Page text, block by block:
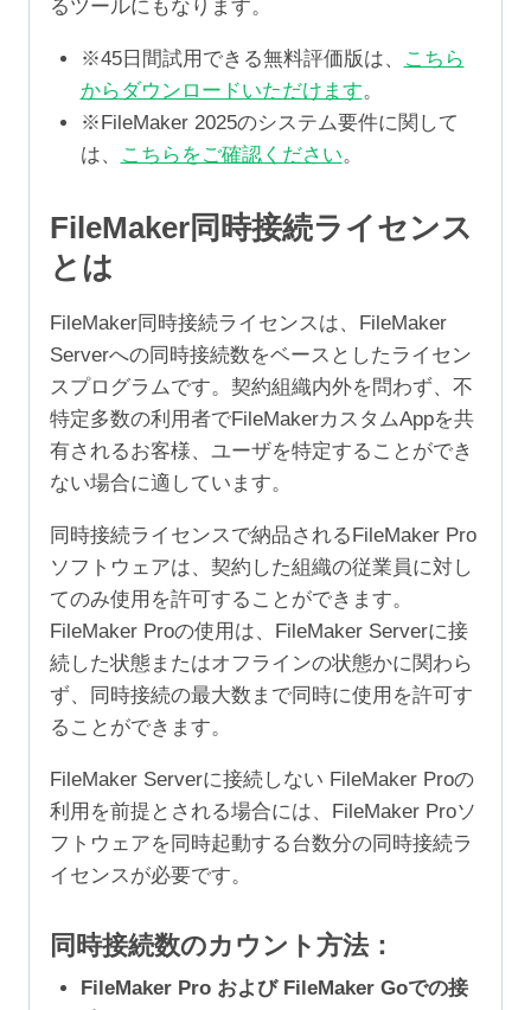
るツールにもなります。
※45日間試用できる無料評価版は、
こちら
からダウンロードいただけます。
※FileMaker 2025のシステム要件に関して
は、
こちらをご確認ください。
FileMaker同時接続ライセンス
とは
FileMaker同時接続ライセンスは、FileMaker
Serverへの同時接続数をベースとしたライセン
スプログラムです。契約組織内外を問わず、不
特定多数の利用者でFileMakerカスタムAppを共
有されるお客様、ユーザを特定することができ
ない場合に適しています。
同時接続ライセンスで納品されるFileMaker Pro
ソフトウェアは、契約した組織の従業員に対し
てのみ使用を許可することができます。
FileMaker Proの使用は、FileMaker Serverに接
続した状態またはオフラインの状態かに関わら
ず、同時接続の最大数まで同時に使用を許可す
ることができます。
FileMaker Serverに接続しない FileMaker Proの
利用を前提とされる場合には、FileMaker Proソ
フトウェアを同時起動する台数分の同時接続ラ
イセンスが必要です。
同時接続数のカウント方法：
FileMaker Pro および FileMaker Goでの接